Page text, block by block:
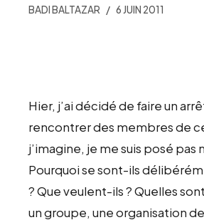
BADI BALTAZAR 6 JUIN 2011
Hier, j’ai décidé de faire un
rencontrer des membres de
j’imagine, je me suis posé
Pourquoi se sont-ils
? Que veulent-ils ? Quelles
un groupe, une organisation